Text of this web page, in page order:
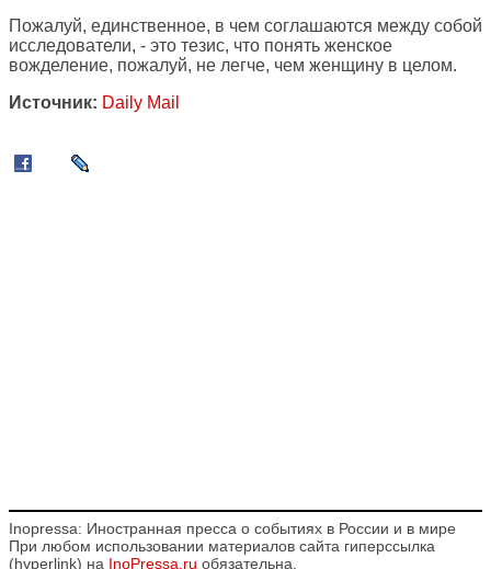
Пожалуй, единственное, в чем соглашаются между собой
исследователи, - это тезис, что понять женское
вожделение, пожалуй, не легче, чем женщину в целом.
Источник: Daily Mail
Inopressa: Иностранная пресса о событиях в России и в мире
При любом использовании материалов сайта гиперссылка
(hyperlink) на InoPressa.ru обязательна.